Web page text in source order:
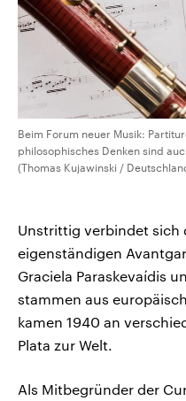
Beim Forum neuer Musik:
philosophisches Denken sind
(Thomas Kujawinski /
Unstrittig verbindet sich
eigenständigen
Graciela Paraskevaídis
stammen aus
kamen 1940 an
Plata zur Welt.
Als Mitbegründer der